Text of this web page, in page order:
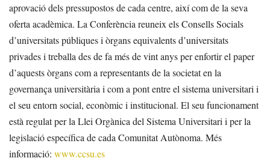
aprovació dels pressupostos de cada centre, així com de la seva
oferta acadèmica. La Conferència reuneix els Consells Socials
d’universitats públiques i òrgans equivalents d’universitats
privades i treballa des de fa més de vint anys per enfortir el paper
d’aquests òrgans com a representants de la societat en la
governança universitària i com a pont entre el sistema universitari i
el seu entorn social, econòmic i institucional. El seu funcionament
està regulat per la Llei Orgànica del Sistema Universitari i per la
legislació específica de cada Comunitat Autònoma. Més
informació: www.ccsu.es